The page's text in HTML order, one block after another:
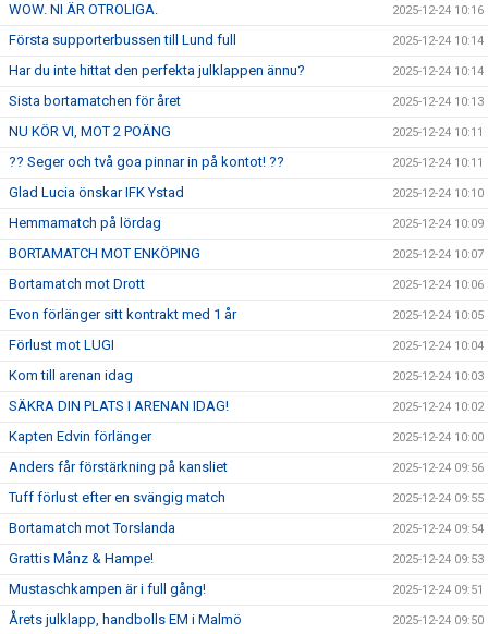
WOW. NI ÄR OTROLIGA. 2025-12-24 10:16
Första supporterbussen till Lund full 2025-12-24 10:14
Har du inte hittat den perfekta julklappen ännu? 2025-12-24 10:14
Sista bortamatchen för året 2025-12-24 10:13
NU KÖR VI, MOT 2 POÄNG 2025-12-24 10:11
?? Seger och två goa pinnar in på kontot! ?? 2025-12-24 10:11
Glad Lucia önskar IFK Ystad 2025-12-24 10:10
Hemmamatch på lördag 2025-12-24 10:09
BORTAMATCH MOT ENKÖPING 2025-12-24 10:07
Bortamatch mot Drott 2025-12-24 10:06
Evon förlänger sitt kontrakt med 1 år 2025-12-24 10:05
Förlust mot LUGI 2025-12-24 10:04
Kom till arenan idag 2025-12-24 10:03
SÄKRA DIN PLATS I ARENAN IDAG! 2025-12-24 10:02
Kapten Edvin förlänger 2025-12-24 10:00
Anders får förstärkning på kansliet 2025-12-24 09:56
Tuff förlust efter en svängig match 2025-12-24 09:55
Bortamatch mot Torslanda 2025-12-24 09:54
Grattis Månz & Hampe! 2025-12-24 09:53
Mustaschkampen är i full gång! 2025-12-24 09:51
Årets julklapp, handbolls EM i Malmö 2025-12-24 09:50